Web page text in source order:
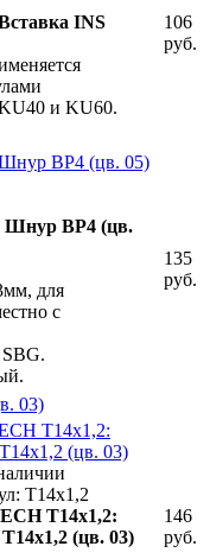
INS
и KU60.
106
руб.
BP4 (цв. 05)
Шнур BP4 (цв.
для
с
135
руб.
03)
T14x1,2:
(цв. 03)
T14x1,2
T14x1,2:
(цв. 03)
146
руб.